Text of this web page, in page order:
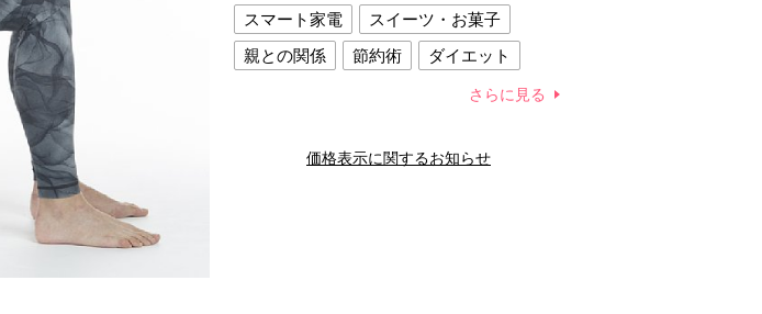
スマート家電
スイーツ・お菓子
親との関係
節約術
ダイエット
夫との関係
新津春子 どか食い
さらに見る
価格表示に関するお知らせ